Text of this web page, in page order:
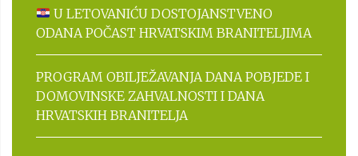
U LETOVANIĆU DOSTOJANSTVENO
ODANA POČAST HRVATSKIM BRANITELJIMA
PROGRAM OBILJEŽAVANJA DANA POBJEDE I
DOMOVINSKE ZAHVALNOSTI I DANA
HRVATSKIH BRANITELJA